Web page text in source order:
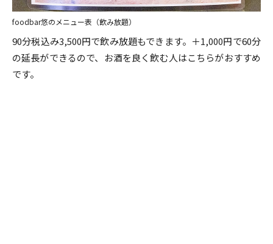
foodbar悠のメニュー表（飲み放題）
90分税込み3,500円で飲み放題もできます。＋1,000円で60分
の延長ができるので、お酒を良く飲む人はこちらがおすすめ
です。